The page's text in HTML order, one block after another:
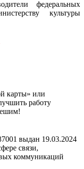
федеральных
культуры
карты» или
работу
выдан 19.03.2024
связи,
коммуникаций